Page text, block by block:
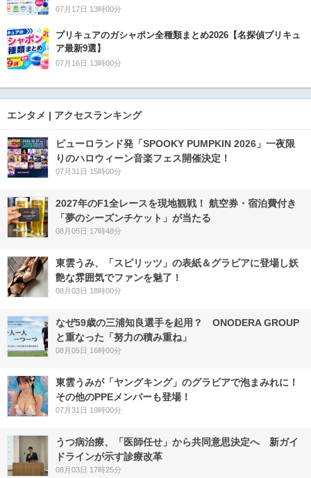
07月17日 13時00分
プリキュアのガシャポン全種類まとめ2026【名探偵プリキュ
ア最新9選】
07月16日 13時00分
エンタメ | アクセスランキング
ピューロランド発「SPOOKY PUMPKIN 2026」一夜限
りのハロウィーン音楽フェス開催決定！
07月31日 15時00分
2027年のF1全レースを現地観戦！ 航空券・宿泊費付き
「夢のシーズンチケット」が当たる
08月05日 17時48分
東雲うみ、「スピリッツ」の表紙＆グラビアに登場し妖
艶な雰囲気でファンを魅了！
08月03日 18時00分
なぜ59歳の三浦知良選手を起用？ ONODERA GROUP
と重なった「努力の積み重ね」
08月05日 16時00分
東雲うみが「ヤングキング」のグラビアで泡まみれに！
その他のPPEメンバーも登場！
07月31日 19時00分
うつ病治療、「医師任せ」から共同意思決定へ 新ガイ
ドラインが示す診療改革
08月03日 17時25分